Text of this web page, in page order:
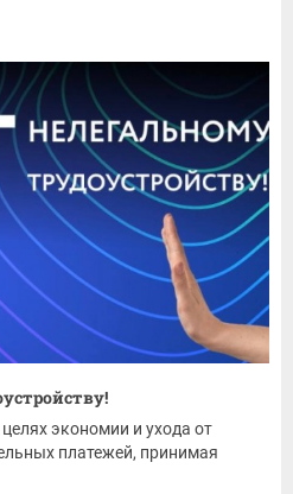
экономии и ухода от
платежей, принимая